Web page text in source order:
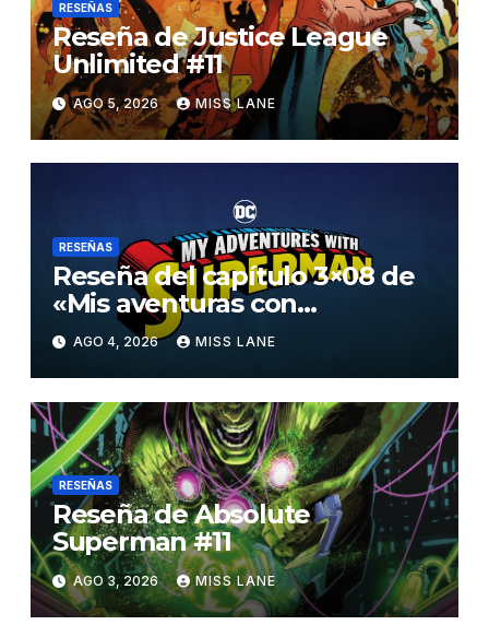
RESEÑAS
Reseña de Justice League
Unlimited #11
AGO 5, 2026 MISS LANE
RESEÑAS
Reseña del capítulo 3×08 de
«Mis aventuras con
Superman»
AGO 4, 2026 MISS LANE
RESEÑAS
Reseña de Absolute
Superman #11
AGO 3, 2026 MISS LANE